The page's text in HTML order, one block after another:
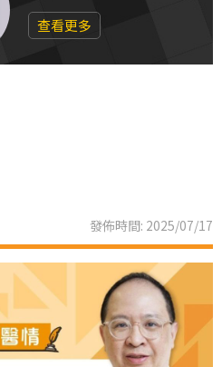
查看更多
發佈時間: 2025/07/17